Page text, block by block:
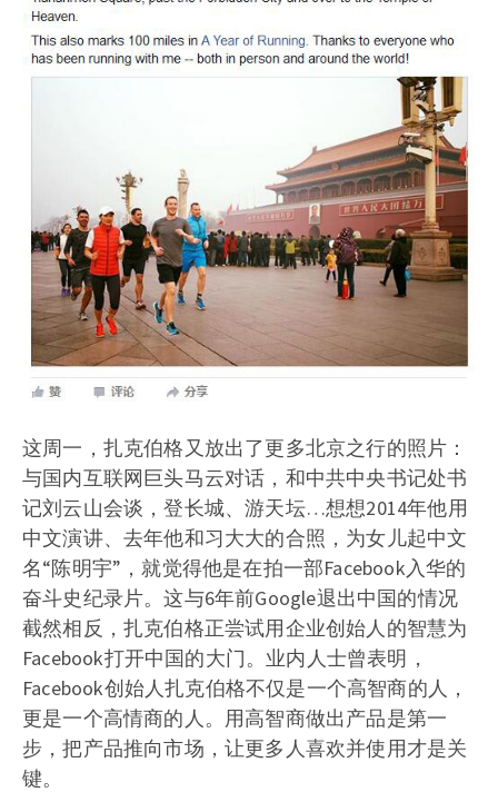
这周一，扎克伯格又放出了更多北京之行的照片：
与国内互联网巨头马云对话，和中共中央书记处书
记刘云山会谈，登长城、游天坛…想想2014年他用
中文演讲、去年他和习大大的合照，为女儿起中文
名“陈明宇”，就觉得他是在拍一部Facebook入华的
奋斗史纪录片。这与6年前Google退出中国的情况
截然相反，扎克伯格正尝试用企业创始人的智慧为
Facebook打开中国的大门。业内人士曾表明，
Facebook创始人扎克伯格不仅是一个高智商的人，
更是一个高情商的人。用高智商做出产品是第一
步，把产品推向市场，让更多人喜欢并使用才是关
键。